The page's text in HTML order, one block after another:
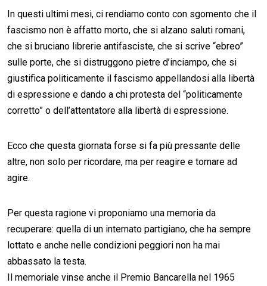
In questi ultimi mesi, ci rendiamo conto con sgomento che il
fascismo non è affatto morto, che si alzano saluti romani,
che si bruciano librerie antifasciste, che si scrive “ebreo”
sulle porte, che si distruggono pietre d’inciampo, che si
giustifica politicamente il fascismo appellandosi alla libertà
di espressione e dando a chi protesta del “politicamente
corretto” o dell’attentatore alla libertà di espressione.
Ecco che questa giornata forse si fa più pressante delle
altre, non solo per ricordare, ma per reagire e tornare ad
agire.
Per questa ragione vi proponiamo una memoria da
recuperare: quella di un internato partigiano, che ha sempre
lottato e anche nelle condizioni peggiori non ha mai
abbassato la testa.
Il memoriale vinse anche il Premio Bancarella nel 1965